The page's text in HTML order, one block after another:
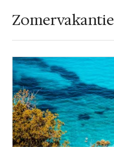
Zomervakantie